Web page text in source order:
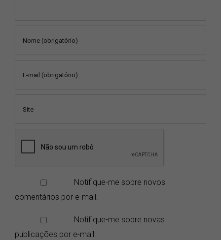
Notifique-me sobre novos
comentários por e-mail.
Notifique-me sobre novas
publicações por e-mail.